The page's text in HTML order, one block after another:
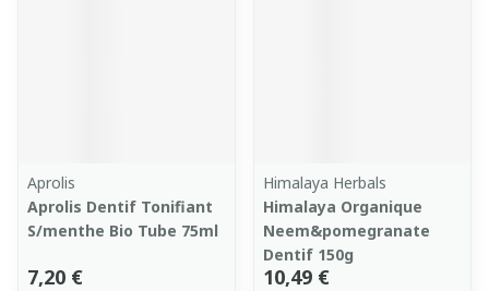
Aprolis
Aprolis Dentif Tonifiant
S/menthe Bio Tube 75ml
7,20 €
Himalaya Herbals
Himalaya Organique
Neem&pomegranate
Dentif 150g
10,49 €